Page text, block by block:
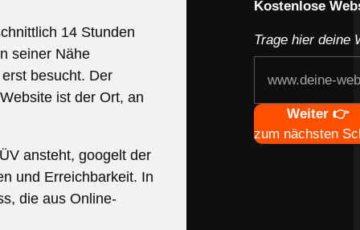
14 Stunden
seiner Nähe
besucht. Der
ist der Ort, an
ansteht, googelt der
und Erreichbarkeit. In
die aus Online-
Kostenlose
Trage hier deine
NavigationWeiter 👉
zum nächsten